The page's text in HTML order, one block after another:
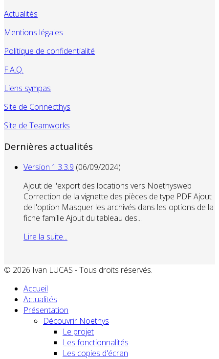
Actualités
Mentions légales
Politique de confidentialité
F.A.Q.
Liens sympas
Site de Connecthys
Site de Teamworks
Dernières actualités
Version 1.3.3.9 (06/09/2024)
Ajout de l'export des locations vers Noethysweb
Correction de la vignette des pièces de type PDF Ajout
de l'option Masquer les archivés dans les options de la
fiche famille Ajout du tableau des...
Lire la suite...
© 2026 Ivan LUCAS - Tous droits réservés.
Accueil
Actualités
Présentation
Découvrir Noethys
Le projet
Les fonctionnalités
Les copies d'écran